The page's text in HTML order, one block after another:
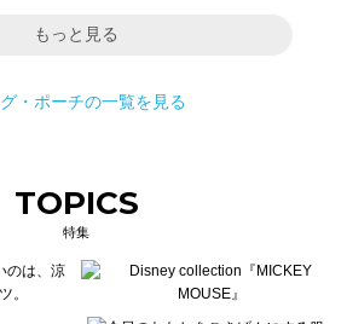
もっと見る
・ポーチの一覧を見る
TOPICS
特集